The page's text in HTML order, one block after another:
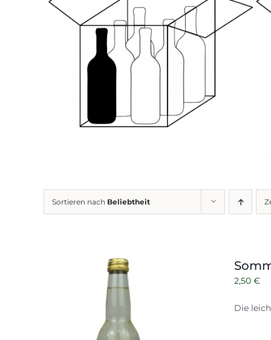
Sortieren nach Beliebtheit
2,50 €
Die